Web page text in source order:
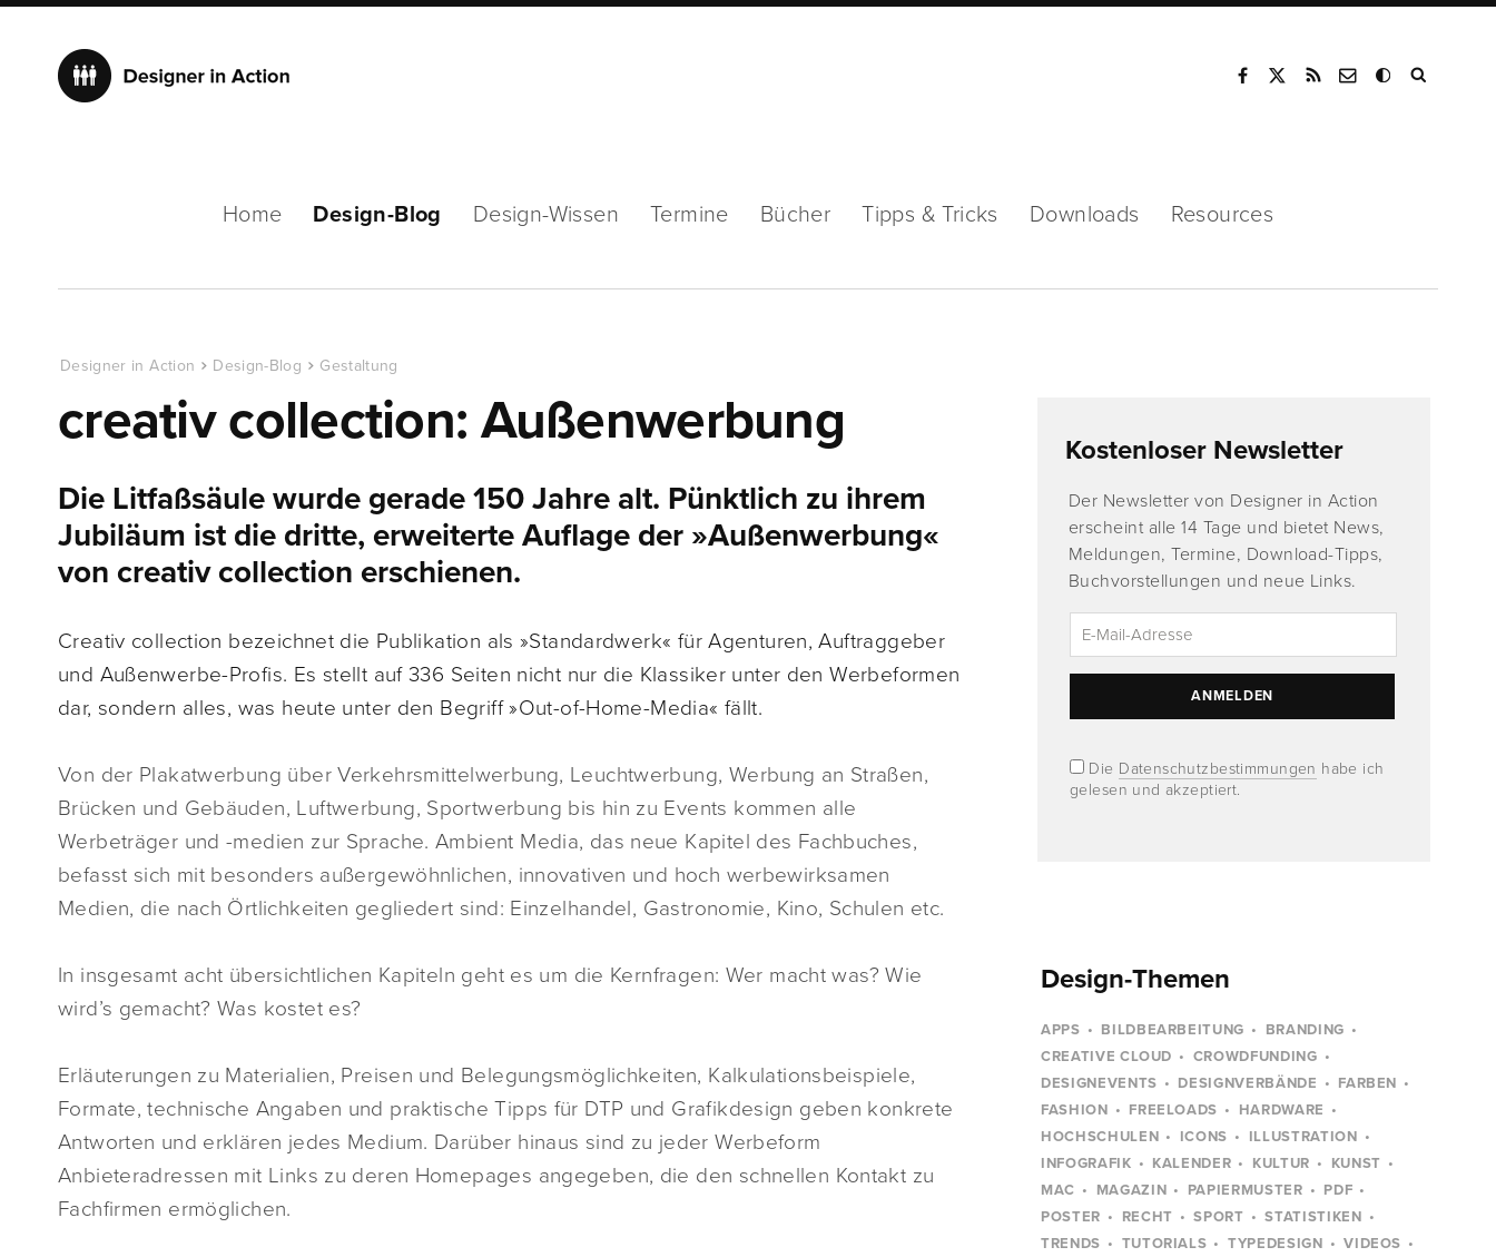
Home Design-Blog Design-Wissen Termine Bücher Tipps & Tricks Downloads Resources
Designer in Action Design-Blog Gestaltung
creativ collection: Außenwerbung
Die Litfaßsäule wurde gerade 150 Jahre alt. Pünktlich zu ihrem
Jubiläum ist die dritte, erweiterte Auflage der »Außenwerbung«
von creativ collection erschienen.
Creativ collection bezeichnet die Publikation als »Standardwerk« für Agenturen, Auftraggeber
und Außenwerbe-Profis. Es stellt auf 336 Seiten nicht nur die Klassiker unter den Werbeformen
dar, sondern alles, was heute unter den Begriff »Out-of-Home-Media« fällt.
Von der Plakatwerbung über Verkehrsmittelwerbung, Leuchtwerbung, Werbung an Straßen,
Brücken und Gebäuden, Luftwerbung, Sportwerbung bis hin zu Events kommen alle
Werbeträger und -medien zur Sprache. Ambient Media, das neue Kapitel des Fachbuches,
befasst sich mit besonders außergewöhnlichen, innovativen und hoch werbewirksamen
Medien, die nach Örtlichkeiten gegliedert sind: Einzelhandel, Gastronomie, Kino, Schulen etc.
In insgesamt acht übersichtlichen Kapiteln geht es um die Kernfragen: Wer macht was? Wie
wird’s gemacht? Was kostet es?
Erläuterungen zu Materialien, Preisen und Belegungsmöglichkeiten, Kalkulationsbeispiele,
Formate, technische Angaben und praktische Tipps für DTP und Grafikdesign geben konkrete
Antworten und erklären jedes Medium. Darüber hinaus sind zu jeder Werbeform
Anbieteradressen mit Links zu deren Homepages angegeben, die den schnellen Kontakt zu
Fachfirmen ermöglichen.
Kostenloser Newsletter
Der Newsletter von Designer in Action
erscheint alle 14 Tage und bietet News,
Meldungen, Termine, Download-Tipps,
Buchvorstellungen und neue Links.
Die Datenschutzbestimmungen habe ich
gelesen und akzeptiert.
Design-Themen
APPS BILDBEARBEITUNG
BRANDING
CREATIVE CLOUD
CROWDFUNDING
DESIGNEVENTS
DESIGNVERBÄNDE
FARBEN
FASHION
FREELOADS
HARDWARE
HOCHSCHULEN
ICONS
ILLUSTRATION
INFOGRAFIK
KALENDER KULTUR
KUNST
MAC
MAGAZIN PAPIERMUSTER
PDF
POSTER
RECHT SPORT
STATISTIKEN
TRENDS
TUTORIALS TYPEDESIGN
VIDEOS